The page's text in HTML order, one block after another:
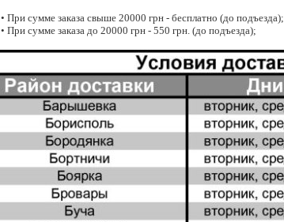
• При сумме заказа свыше 20000 грн - бесплатно (до подъезда);
• При сумме заказа до 20000 грн - 550 грн. (до подъезда);